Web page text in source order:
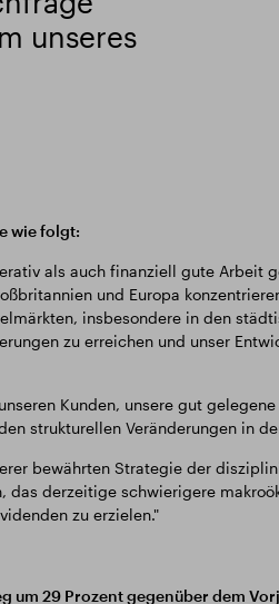
unseres
wie folgt:
als auch finanziell gute
und Europa
insbesondere in den
zu erreichen und unser
Kunden, unsere gut
strukturellen Veränderungen in
bewährten Strategie der
das derzeitige schwierigere
zu erzielen."
29 Prozent gegenüber dem